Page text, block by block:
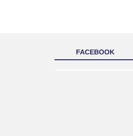
FACEBOOK